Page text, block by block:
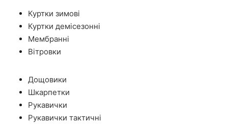
Куртки зимові
Куртки демісезонні
Мембранні
Вітровки
Дощовики
Шкарпетки
Рукавички
Рукавички тактичні